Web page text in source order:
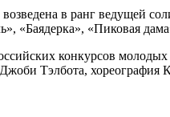
в ранг ведущей
«Баядерка», «Пиковая
конкурсов
Тэлбота, хореография